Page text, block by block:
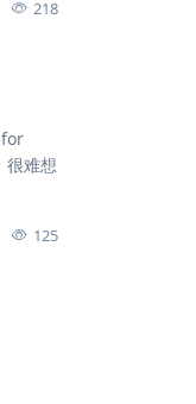
218
for
很难想
125